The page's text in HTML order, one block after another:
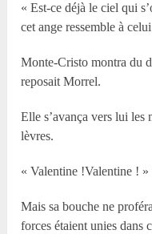
« Est-ce déjà le ciel qui
cet ange ressemble à
Monte-Cristo montra du
reposait Morrel.
Elle s’avança vers lui les
lèvres.
« Valentine !Valentine !
Mais sa bouche ne
forces étaient unies dans